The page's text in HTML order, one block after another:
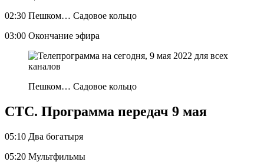
02:30 Пешком… Садовое кольцо
03:00 Окончание эфира
Пешком… Садовое кольцо
СТС. Программа передач 9 мая
05:10 Два богатыря
05:20 Мультфильмы